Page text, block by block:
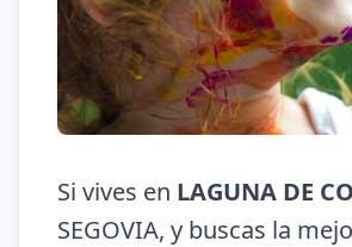
Si vives en LAGUNA DE
SEGOVIA, y buscas la